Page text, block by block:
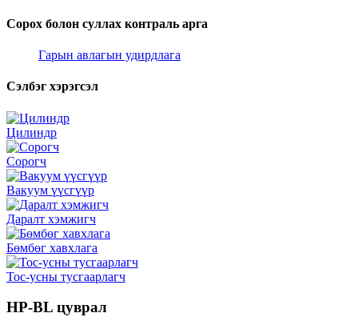
Сорох болон суллах контраль арга
Гарын авлагын удирдлага
Сэлбэг хэрэгсэл
Цилиндр
Сорогч
Вакуум үүсгүүр
Даралт хэмжигч
Бөмбөг хавхлага
Тос-усны тусгаарлагч
HP-BL цуврал